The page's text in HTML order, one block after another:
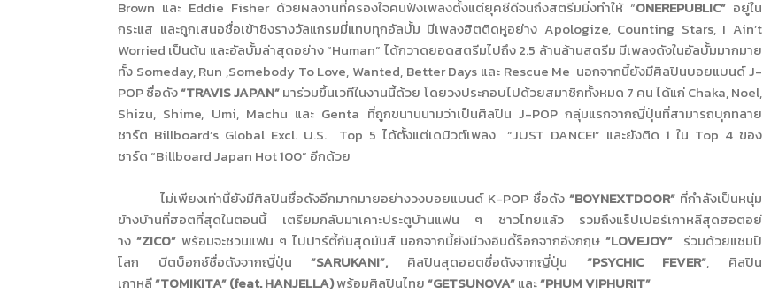
Brown และ Eddie Fisher ด้วยผลงานที่ครองใจคนฟังเพลงตั้งแต่ยุคซีดีจนถึงสตรีมมิ่งทำให้ “ONEREPUBLIC” อยู่ใน
กระแส และถูกเสนอชื่อเข้าชิงรางวัลแกรมมี่แทบทุกอัลบั้ม มีเพลงฮิตติดหูอย่าง Apologize, Counting Stars, I Ain’t
Worried เป็นต้น และอัลบั้มล่าสุดอย่าง“Human” ได้กวาดยอดสตรีมไปถึง2.5 ล้านล้านสตรีม มีเพลงดังในอัลบั้มมากมาย
ทั้ง Someday, Run ,Somebody To Love, Wanted, Better Days และ Rescue Me นอกจากนี้ยังมีศิลปินบอยแบนด์J-
POPชื่อดัง“TRAVIS JAPAN”มาร่วมขึ้นเวทีในงานนี้ด้วย โดยวงประกอบไปด้วยสมาชิกทั้งหมด 7 คน ได้แก่Chaka, Noel,
Shizu, Shime, Umi, Machu และ Genta ที่ถูกขนานนามว่าเป็นศิลปิน J-POP กลุ่มแรกจากญี่ปุ่นที่สามารถบุกทลาย
ชาร์ต Billboard’s Global Excl. U.S. Top 5 ได้ตั้งแต่เดบิวต์เพลง“JUST DANCE!” และยังติด1ใน Top 4 ของ
ชาร์ต“Billboard Japan Hot 100” อีกด้วย
ไม่เพียงเท่านี้ยังมีศิลปินชื่อดังอีกมากมายอย่างวงบอยแบนด์ K-POP ชื่อดัง “BOYNEXTDOOR” ที่กำลังเป็นหนุ่ม
ข้างบ้านที่ฮอตที่สุดในตอนนี้ เตรียมกลับมาเคาะประตูบ้านแฟน ๆ ชาวไทยแล้ว รวมถึงแร็ปเปอร์เกาหลีสุดฮอตอย่
าง “ZICO” พร้อมจะชวนแฟน ๆ ไปปาร์ตี้กันสุดมันส์ นอกจากนี้ยังมีวงอินดี้ร็อกจากอังกฤษ“LOVEJOY” ร่วมด้วยแชมป์
โลก บีตบ็อกซ์ชื่อดังจากญี่ปุ่น“SARUKANI”, ศิลปินสุดฮอตชื่อดังจากญี่ปุ่น “PSYCHIC FEVER”, ศิลปิน
เกาหลี“TOMIKITA”(feat. HANJELLA)พร้อมศิลปินไทย“GETSUNOVA”และ“PHUM VIPHURIT”